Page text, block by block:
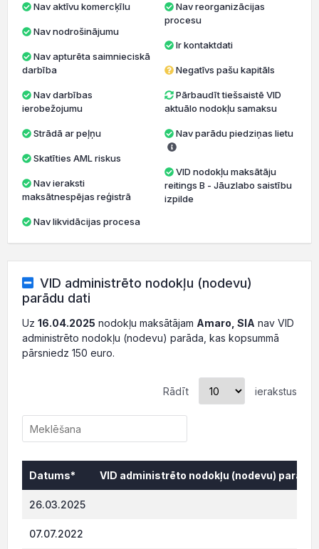
Nav aktīvu komercķīlu
Nav nodrošinājumu
darbība
ierobežojumu
Strādā ar peļņu
Skatīties AML riskus
maksātnespējas reģistrā
Nav likvidācijas procesa
Nav reorganizācijas
procesu
Ir kontaktdati
Negatīvs pašu kapitāls
Pārbaudīt tiešsaistē VID
aktuālo nodokļu samaksu
Nav parādu piedziņas lietu
VID nodokļu maksātāju
reitings B - Jāuzlabo saistību
izpilde
VID administrēto nodokļu (nodevu)
parādu dati
Uz 16.04.2025 nodokļu maksātājam Amaro, SIA nav VID
administrēto nodokļu (nodevu) parāda, kas kopsummā
pārsniedz 150 euro.
Rādīt ierakstus
Datums*
VID administrēto nodokļu (nodevu)
26.03.2025
07.07.2022